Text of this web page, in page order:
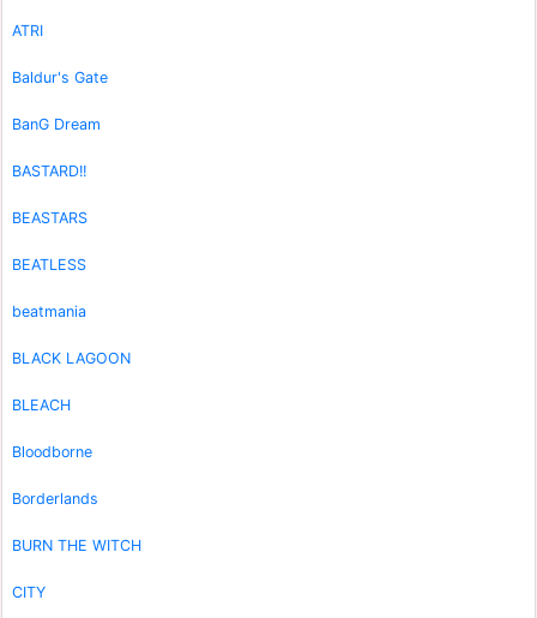
ATRI
Baldur's Gate
BanG Dream
BASTARD!!
BEASTARS
BEATLESS
beatmania
BLACK LAGOON
BLEACH
Bloodborne
Borderlands
BURN THE WITCH
CITY